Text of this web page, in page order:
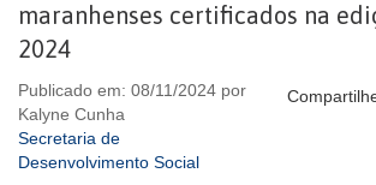
maranhenses certificados na
2024
Publicado em: 08/11/2024 por
Kalyne Cunha
Secretaria de
Desenvolvimento Social